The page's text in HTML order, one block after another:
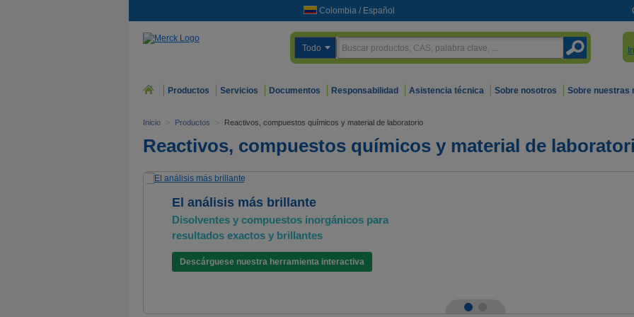
Colombia / Español
Todo
Productos Servicios Documentos Responsabilidad Asistencia técnica Sobre nosotros Sobre nuestras
Inicio > Productos > Reactivos, compuestos químicos y material de laboratorio
Reactivos, compuestos químicos y material de
El análisis más brillante
Disolventes y compuestos inorgánicos para
resultados exactos y brillantes
Descárguese nuestra herramienta interactiva